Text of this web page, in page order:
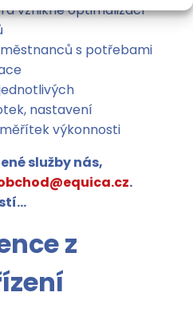
vznikne optimalizací
s potřebami
nastavení
výkonnosti
služby nás,
.
z
řízení